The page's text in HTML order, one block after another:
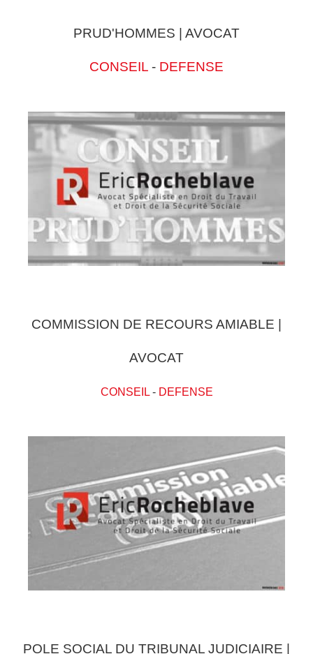
PRUD'HOMMES | AVOCAT
CONSEIL - DEFENSE
COMMISSION DE RECOURS AMIABLE |
AVOCAT
CONSEIL- DEFENSE
POLE SOCIAL DU TRIBUNAL JUDICIAIRE |